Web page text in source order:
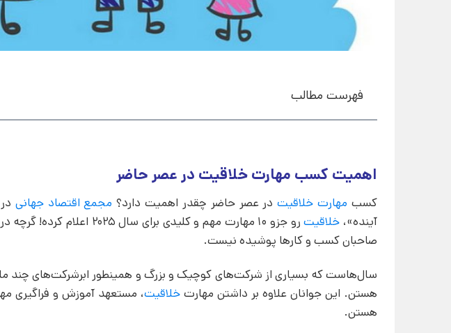
فهرست مطالب
اهمیت کسب مهارت خلاقیت در عصر حاضر
کسب مهارت خلاقیتدر عصر حاضر چقدر اهمیت دارد؟ مجمع اقتصاد جهانی
آینده»، خلاقیت
رو جزو 10 مهارت مهم و کلیدی
صاحبان کسب و کارها پوشیده نیست.
سال‌هاست که بسیاری از شرکت‌های کوچیک و بزرگ و همینطور ابرشرکت‌های چند
هستن. این جوانان علاوه بر داشتن مهارت خلاقیت، مستعهد آموزش و فراگیری
هستن.